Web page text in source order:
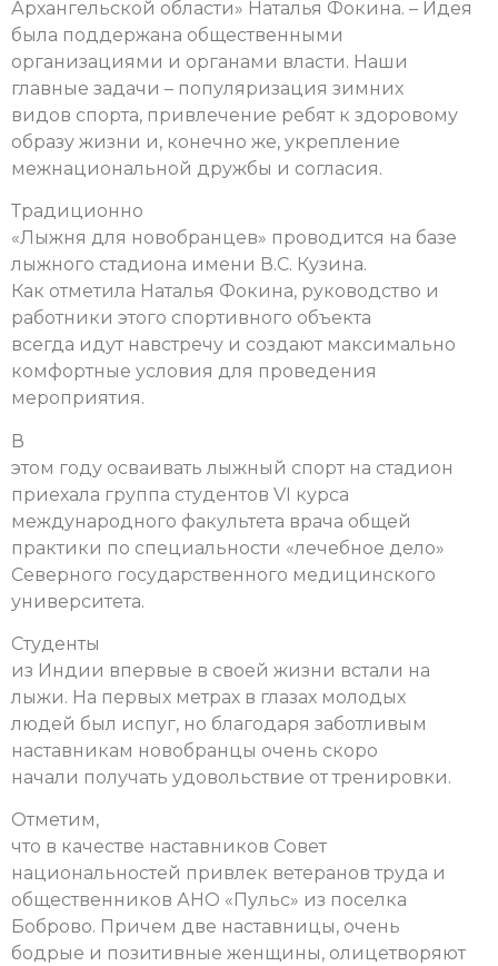
Архангельской области» Наталья Фокина. – Идея
была поддержана общественными
организациями и органами власти. Наши
главные задачи – популяризация зимних
видов спорта, привлечение ребят к здоровому
образу жизни и, конечно же, укрепление
межнациональной дружбы и согласия.
Традиционно
«Лыжня для новобранцев» проводится на базе
лыжного стадиона имени В.С. Кузина.
Как отметила Наталья Фокина, руководство и
работники этого спортивного объекта
всегда идут навстречу и создают максимально
комфортные условия для проведения
мероприятия.
В
этом году осваивать лыжный спорт на стадион
приехала группа студентов VI курса
международного факультета врача общей
практики по специальности «лечебное дело»
Северного государственного медицинского
университета.
Студенты
из Индии впервые в своей жизни встали на
лыжи. На первых метрах в глазах молодых
людей был испуг, но благодаря заботливым
наставникам новобранцы очень скоро
начали получать удовольствие от тренировки.
Отметим,
что в качестве наставников Совет
национальностей привлек ветеранов труда и
общественников АНО «Пульс» из поселка
Боброво. Причем две наставницы, очень
бодрые и позитивные женщины, олицетворяют